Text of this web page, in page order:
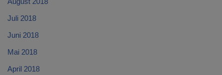
Juli 2018
Juni 2018
Mai 2018
April 2018